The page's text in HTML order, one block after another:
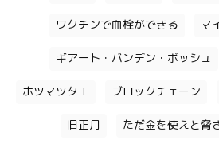
ワクチンで血栓ができる マ
ギアート・バンデン・ボッシュ
ホツマツタエ ブロックチェーン
旧正月 ただ金を使えと脅